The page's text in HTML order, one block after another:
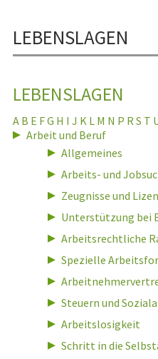
LEBENSLAGEN
LEBENSLAGEN
A B E FG H I J K L M N P RS T
Arbeit und Beruf
Allgemeines
Arbeits- und
Zeugnisse und
Unterstützung bei
Arbeitsrechtliche
Spezielle
Steuern und
Arbeitslosigkeit
Schritt in die